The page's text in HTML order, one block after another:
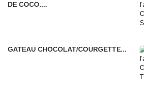
DE COCO....
GATEAU CHOCOLAT/COURGETTE...